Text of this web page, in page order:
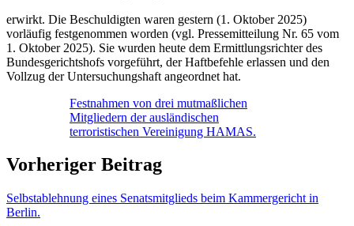
erwirkt. Die Beschuldigten waren gestern (1. Oktober 2025)
vorläufig festgenommen worden (vgl. Pressemitteilung Nr. 65 vom
1. Oktober 2025). Sie wurden heute dem Ermittlungsrichter des
Bundesgerichtshofs vorgeführt, der Haftbefehle erlassen und den
Vollzug der Untersuchungshaft angeordnet hat.
Festnahmen von drei mutmaßlichen
Mitgliedern der ausländischen
terroristischen Vereinigung HAMAS.
Vorheriger Beitrag
Selbstablehnung eines Senatsmitglieds beim Kammergericht in
Berlin.